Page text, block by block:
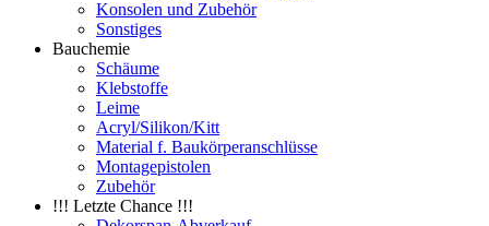
Konsolen und Zubehör
Sonstiges
Bauchemie
Schäume
Klebstoffe
Leime
Acryl/Silikon/Kitt
Material f. Baukörperanschlüsse
Montagepistolen
Zubehör
!!! Letzte Chance !!!